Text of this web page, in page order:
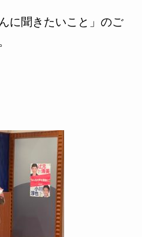
に聞きたいこと」のご